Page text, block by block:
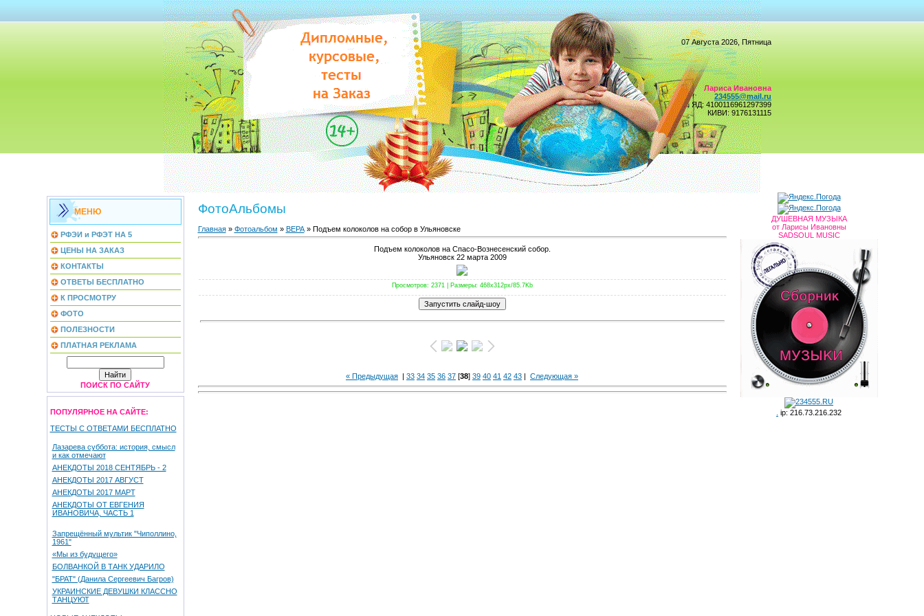
07 Августа 2026, Пятница
Лариса Ивановна
234555@mail.ru
ЯД: 4100116961297399
КИВИ: 9176131115
МЕНЮ
РФЭИ и РФЭТ НА 5
ЦЕНЫ НА ЗАКАЗ
КОНТАКТЫ
ОТВЕТЫ БЕСПЛАТНО
К ПРОСМОТРУ
ФОТО
ПОЛЕЗНОСТИ
ПЛАТНАЯ РЕКЛАМА
ПОИСК ПО САЙТУ
ПОПУЛЯРНОЕ НА САЙТЕ:
ТЕСТЫ С ОТВЕТАМИ БЕСПЛАТНО
Лазарева суббота: история, смысл
и как отмечают
АНЕКДОТЫ 2018 СЕНТЯБРЬ - 2
АНЕКДОТЫ 2017 АВГУСТ
АНЕКДОТЫ 2017 МАРТ
АНЕКДОТЫ ОТ ЕВГЕНИЯ
ИВАНОВИЧА, ЧАСТЬ 1
Запрещённый мультик "Чиполлино,
1961"
«Мы из будущего»
БОЛВАНКОЙ В ТАНК УДАРИЛО
"БРАТ" (Данила Сергеевич Багров)
УКРАИНСКИЕ ДЕВУШКИ КЛАССНО
ТАНЦУЮТ
ФотоАльбомы
Главная» Фотоальбом » ВЕРА» Подъем колоколов на собор в Ульяновске
Подъем колоколов на Спасо-Вознесенский собор.
Ульяновск 22 марта 2009
Просмотров: 2371 | Размеры: 468x312px/85.7Kb
« Предыдущая | 33 34 35 36 37 [38] 39 40 41 42 43 | Следующая »
ДУШЕВНАЯ МУЗЫКА
от Ларисы Ивановны
SADSOUL MUSIC
ip: 216.73.216.232